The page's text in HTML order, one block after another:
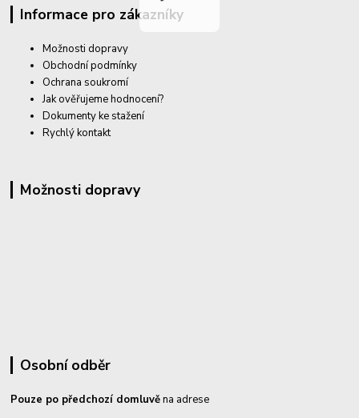
Informace pro zákazníky
Možnosti dopravy
Obchodní podmínky
Ochrana soukromí
Jak ověřujeme hodnocení?
Dokumenty ke stažení
Rychlý kontakt
Možnosti dopravy
Osobní odběr
Pouze po předchozí domluvěna adrese